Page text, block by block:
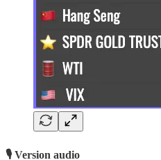
🎙️ Version audio